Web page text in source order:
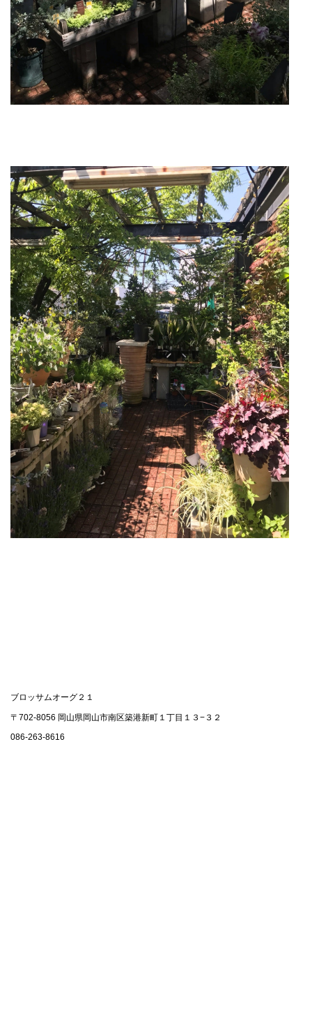
ブロッサムオーグ２１
〒702-8056 岡山県岡山市南区築港新町１丁目１３−３２
086-263-8616